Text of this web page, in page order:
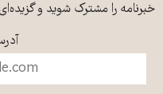
خبرنامه را مشترک شوید و گزیده‌ای